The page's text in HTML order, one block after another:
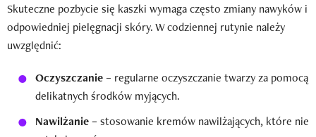
Skuteczne pozbycie się kaszki wymaga często zmiany nawyków i
odpowiedniej pielęgnacji skóry. W codziennej rutynie należy
uwzględnić:
Oczyszczanie – regularne oczyszczanie twarzy za pomocą
delikatnych środków myjących.
Nawilżanie – stosowanie kremów nawilżających, które nie